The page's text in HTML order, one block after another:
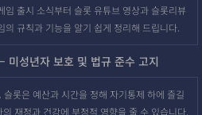
임 출시 소식부터 슬롯 유튜브 영상과 슬롯리뷰
의 규칙과 기능을 알기 쉽게 정리해 드립니다.
미성년자 보호 및 법규 준수 고지
롯은 예산과 시간을 정해 자기통제 하에 즐길
재정과 건강에 부정적 영향을 줄 수 있습니다.